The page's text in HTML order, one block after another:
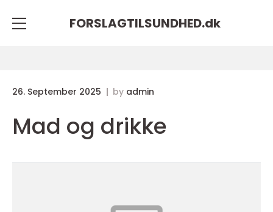
FORSLAGTILSUNDHED.dk
26. September 2025 by admin
Mad og drikke